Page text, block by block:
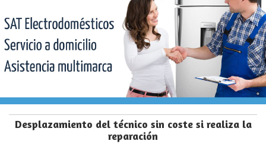
Desplazamiento del técnico sin coste si realiza la
reparación